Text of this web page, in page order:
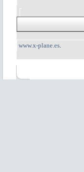
www.x-plane.es